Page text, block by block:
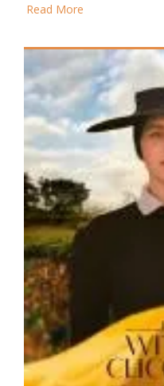
Read More